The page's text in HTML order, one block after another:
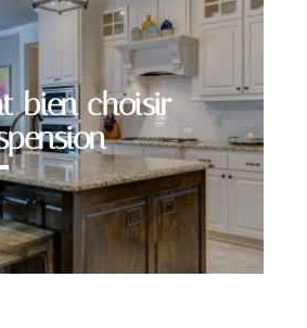
bien choisir